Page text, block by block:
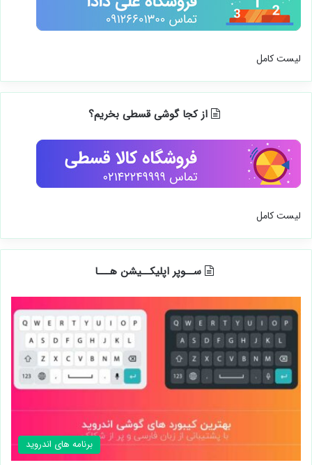
لیست کامل
از کجا گوشی قسطی بخریم؟
لیست کامل
ســوپر اپلیکــیشن هـــا
برنامه های اندروید